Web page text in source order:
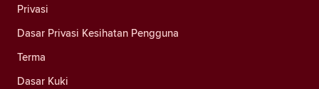
Privasi
Dasar Privasi Kesihatan Pengguna
Terma
Dasar Kuki